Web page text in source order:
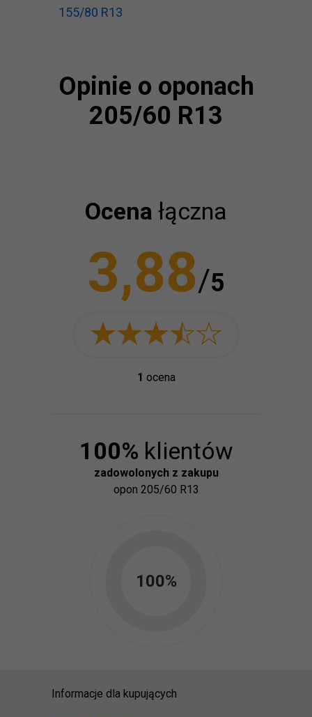
155/80 R13
Opinie o oponach
205/60 R13
Ocena łączna
3,88/5
1 ocena
100% klientów
zadowolonych z zakupu
opon 205/60 R13
100%
Informacje dla kupujących